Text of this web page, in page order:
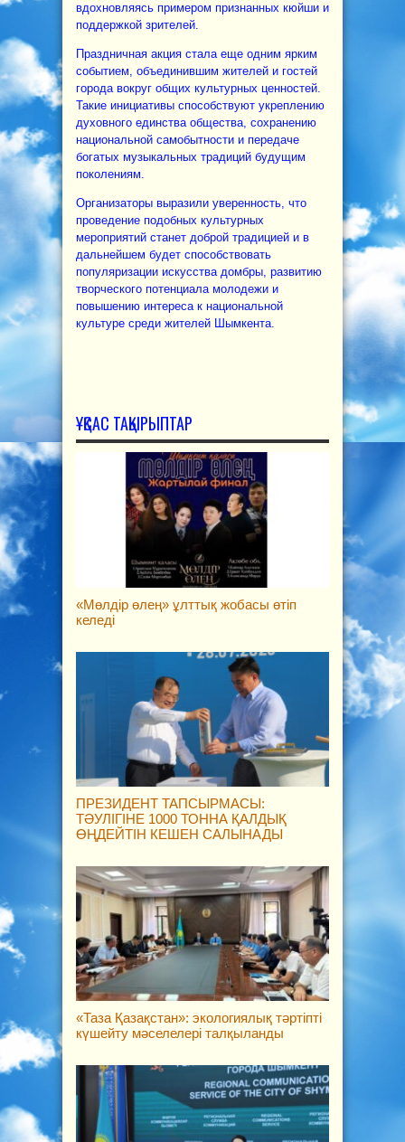
вдохновляясь примером признанных кюйши и
поддержкой зрителей.
Праздничная акция стала еще одним ярким
событием, объединившим жителей и гостей
города вокруг общих культурных ценностей.
Такие инициативы способствуют укреплению
духовного единства общества, сохранению
национальной самобытности и передаче
богатых музыкальных традиций будущим
поколениям.
Организаторы выразили уверенность, что
проведение подобных культурных
мероприятий станет доброй традицией и в
дальнейшем будет способствовать
популяризации искусства домбры, развитию
творческого потенциала молодежи и
повышению интереса к национальной
культуре среди жителей Шымкента.
ҰҚСАС ТАҚЫРЫПТАР
«Мөлдір өлең» ұлттық жобасы өтіп
келеді
ПРЕЗИДЕНТ ТАПСЫРМАСЫ:
ТӘУЛІГІНЕ 1000 ТОННА ҚАЛДЫҚ
ӨҢДЕЙТІН КЕШЕН САЛЫНАДЫ
«Таза Қазақстан»: экологиялық тәртіпті
күшейту мәселелері талқыланды